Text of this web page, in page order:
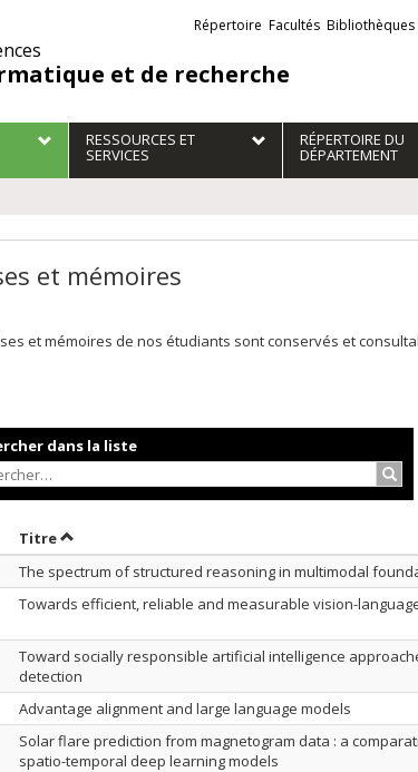
et de recherche
Liens
externes
Répertoire Facultés Bibliothèques
RESSOURCES ET
SERVICES
RÉPERTOIRE DU
DÉPARTEMENT
et mémoires
et mémoires de nos étudiants sont conservés et
dans la liste
Trier par date en ordre croissant
TitreTrier par titre en ordre croissant
The spectrum of structured reasoning in multimodal
Towards efficient, reliable and measurable vision-
Toward socially responsible artificial intelligence
detection
Advantage alignment and large language models
Solar flare prediction from magnetogram data : a
spatio-temporal deep learning models